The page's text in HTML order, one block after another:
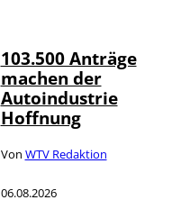
103.500 Anträge
machen der
Autoindustrie
Hoffnung
Von WTV Redaktion
06.08.2026